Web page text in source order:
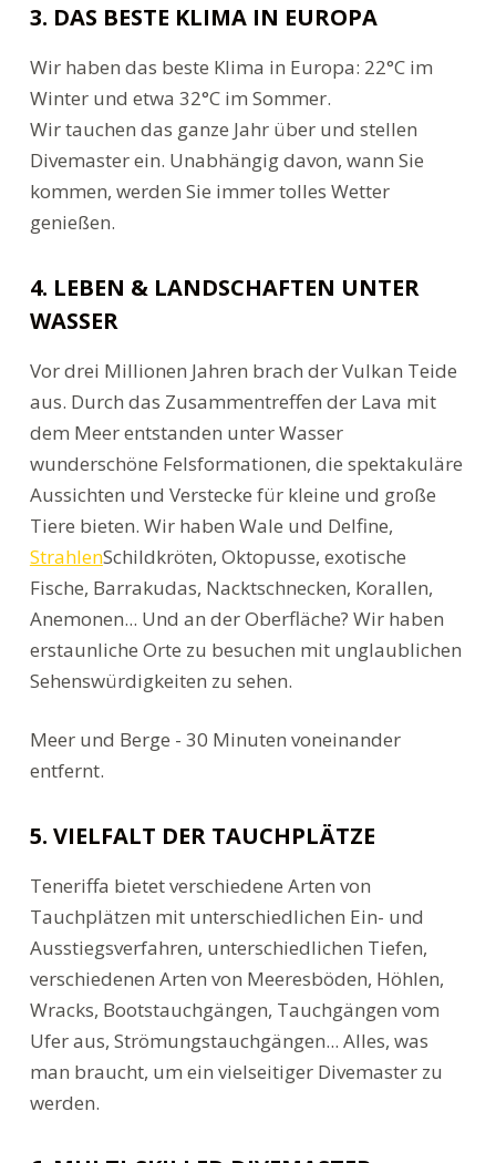
3. DAS BESTE KLIMA IN EUROPA
Wir haben das beste Klima in Europa: 22°C im
Winter und etwa 32°C im Sommer.
Wir tauchen das ganze Jahr über und stellen
Divemaster ein. Unabhängig davon, wann Sie
kommen, werden Sie immer tolles Wetter
genießen.
4. LEBEN & LANDSCHAFTEN UNTER
WASSER
Vor drei Millionen Jahren brach der Vulkan Teide
aus. Durch das Zusammentreffen der Lava mit
dem Meer entstanden unter Wasser
wunderschöne Felsformationen, die spektakuläre
Aussichten und Verstecke für kleine und große
Tiere bieten. Wir haben Wale und Delfine,
StrahlenSchildkröten, Oktopusse, exotische
Fische, Barrakudas, Nacktschnecken, Korallen,
Anemonen... Und an der Oberfläche? Wir haben
erstaunliche Orte zu besuchen mit unglaublichen
Sehenswürdigkeiten zu sehen.
Meer und Berge - 30 Minuten voneinander
entfernt.
5. VIELFALT DER TAUCHPLÄTZE
Teneriffa bietet verschiedene Arten von
Tauchplätzen mit unterschiedlichen Ein- und
Ausstiegsverfahren, unterschiedlichen Tiefen,
verschiedenen Arten von Meeresböden, Höhlen,
Wracks, Bootstauchgängen, Tauchgängen vom
Ufer aus, Strömungstauchgängen... Alles, was
man braucht, um ein vielseitiger Divemaster zu
werden.